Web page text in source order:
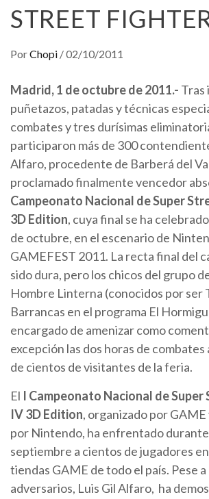
STREET
PorChopi /02/10/2011
Madrid, 1 de octubre de 2011.- Tras
puñetazos, patadas y técnicas
combates y tres durísimas
participaron más de 300
Alfaro, procedente de Barberá del
proclamado finalmente vencedor
Campeonato Nacional de Super
3D Edition, cuya final se ha
de octubre, en el escenario de
GAMEFEST 2011. La recta final del
sido dura, pero los chicos del grupo
Hombre Linterna (conocidos por ser
Barrancas en el programa El
encargado de amenizar como
excepción las dos horas de
de cientos de visitantes de la feria.
El I Campeonato Nacional de
IV 3D Edition, organizado por
por Nintendo, ha enfrentado durante
septiembre a cientos de jugadores
tiendas GAME de todo el país. Pese
adversarios, Luis Gil Alfaro, ha